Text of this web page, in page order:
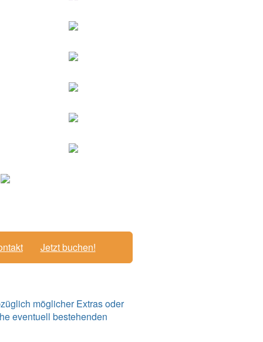
Jetzt buchen!
möglicher Extras oder
eventuell bestehenden